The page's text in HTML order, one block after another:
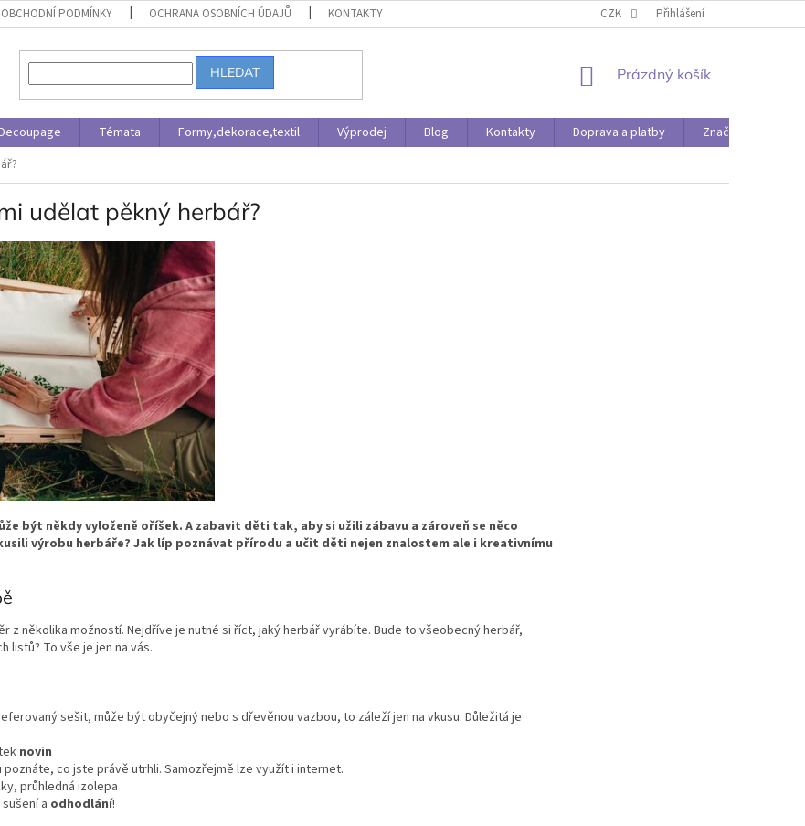
OBCHODNÍ PODMÍNKY OCHRANA OSOBNÍCH ÚDAJŮ KONTAKTY DOPRAVA A PLATBY
CZK Přihlášení
HLEDAT
NÁKUPNÍ
Prázdný košík
Témata Formy,dekorace,textil Výprodej Blog Kontakty Doprava a platby
Značky
udělat pěkný herbář?
být někdy vyloženě oříšek. A zabavit děti tak, aby si užili zábavu a zároveň se něco
výrobu herbáře? Jak líp poznávat přírodu a učit děti nejen znalostem ale i kreativnímu
z několika možností. Nejdříve je nutné si říct, jaký herbář vyrábíte. Bude to všeobecný herbář,
listů? To vše je jen na vás.
sešit, může být obyčejný nebo s dřevěnou vazbou, to záleží jen na vkusu. Důležitá je
novin
poznáte, co jste právě utrhli. Samozřejmě lze využít i internet.
průhledná izolepa
a odhodlání!